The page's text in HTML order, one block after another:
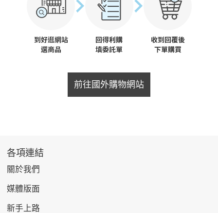
前往國外購物網站
各項連結
關於我們
媒體版面
新手上路